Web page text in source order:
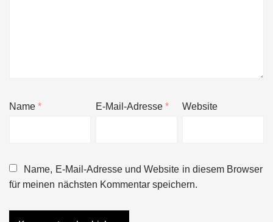
Name* E-Mail-Adresse* Website
Name, E-Mail-Adresse und Website in diesem Browser
für meinen nächsten Kommentar speichern.